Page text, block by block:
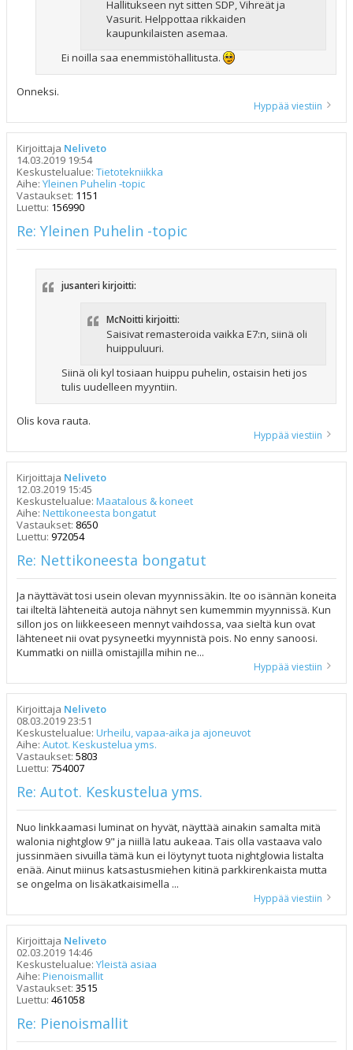
Hallitukseen nyt sitten SDP, Vihreät ja
Vasurit. Helppottaa rikkaiden
kaupunkilaisten asemaa.
Ei noilla saa enemmistöhallitusta.
Onneksi.
Hyppää viestiin
Kirjoittaja Neliveto
14.03.2019 19:54
Keskustelualue: Tietotekniikka
Aihe: Yleinen Puhelin -topic
Vastaukset: 1151
Luettu: 156990
Re: Yleinen Puhelin -topic
jusanteri kirjoitti:
McNoitti kirjoitti:
Saisivat remasteroida vaikka E7:n, siinä oli
huippuluuri.
Siinä oli kyl tosiaan huippu puhelin, ostaisin heti jos
tulis uudelleen myyntiin.
Olis kova rauta.
Hyppää viestiin
Kirjoittaja Neliveto
12.03.2019 15:45
Keskustelualue: Maatalous & koneet
Aihe: Nettikoneesta bongatut
Vastaukset: 8650
Luettu: 972054
Re: Nettikoneesta bongatut
Ja näyttävät tosi usein olevan myynnissäkin. Ite oo isännän koneita
tai ilteltä lähteneitä autoja nähnyt sen kumemmin myynnissä. Kun
sillon jos on liikkeeseen mennyt vaihdossa, vaa sieltä kun ovat
lähteneet nii ovat pysyneetki myynnistä pois. No enny sanoosi.
Kummatki on niillä omistajilla mihin ne...
Hyppää viestiin
Kirjoittaja Neliveto
08.03.2019 23:51
Keskustelualue: Urheilu, vapaa-aika ja ajoneuvot
Aihe: Autot. Keskustelua yms.
Vastaukset: 5803
Luettu: 754007
Re: Autot. Keskustelua yms.
Nuo linkkaamasi luminat on hyvät, näyttää ainakin samalta mitä
walonia nightglow 9" ja niillä latu aukeaa. Tais olla vastaava valo
jussinmäen sivuilla tämä kun ei löytynyt tuota nightglowia listalta
enää. Ainut miinus katsastusmiehen kitinä parkkirenkaista mutta
se ongelma on lisäkatkaisimella ...
Hyppää viestiin
Kirjoittaja Neliveto
02.03.2019 14:46
Keskustelualue: Yleistä asiaa
Aihe: Pienoismallit
Vastaukset: 3515
Luettu: 461058
Re: Pienoismallit